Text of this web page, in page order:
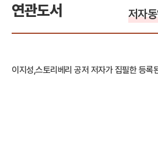
연관도서 저자
이지성,스토리베리 공저 저자가 집필한 등록